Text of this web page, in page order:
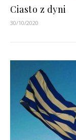
Ciasto z dyni
30/10/2020